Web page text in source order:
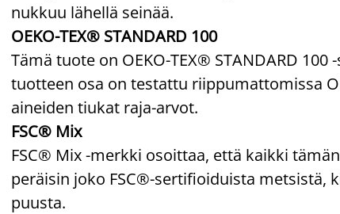
nukkuu lähellä seinää.
OEKO-TEX® STANDARD 100
Tämä tuote on OEKO-TEX® STANDARD
tuotteen osa on testattu riippumattomissa
aineiden tiukat raja-arvot.
FSC® Mix
FSC® Mix -merkki osoittaa, että kaikki
peräisin joko FSC®-sertifioiduista metsistä,
puusta.